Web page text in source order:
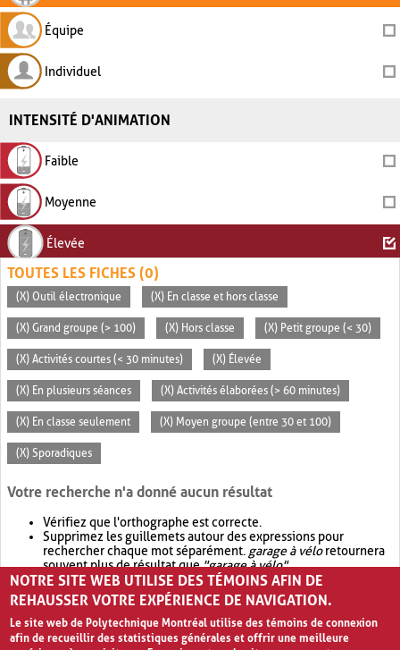
Équipe
Individuel
INTENSITÉ D'ANIMATION
Faible
Moyenne
Élevée
TOUTES LES FICHES (0)
(X) Outil électronique (X) En classe et hors classe
(X) Grand groupe (> 100) (X) Hors classe (X) Petit groupe (< 30)
(X) Activités courtes (< 30 minutes) (X) Élevée
(X) En plusieurs séances (X) Activités élaborées (> 60 minutes)
(X) En classe seulement (X) Moyen groupe (entre 30 et 100)
(X) Sporadiques
Votre recherche n'a donné aucun résultat
Vérifiez que l'orthographe est correcte.
Supprimez les guillemets autour des expressions pour
rechercher chaque mot séparément. garage à véloretournera
souvent plus de résultat que"garage à vélo".
Envisagez d'élargir votre recherche avec OR.garage OR vélo
retournera souvent plus de résultat quegarage à vélo
NOTRE SITE WEB UTILISE DES TÉMOINS AFIN DE
REHAUSSER VOTRE EXPÉRIENCE DE NAVIGATION.
Le site web de Polytechnique Montréal utilise des témoins de connexion
afin de recueillir des statistiques générales et offrir une meilleure